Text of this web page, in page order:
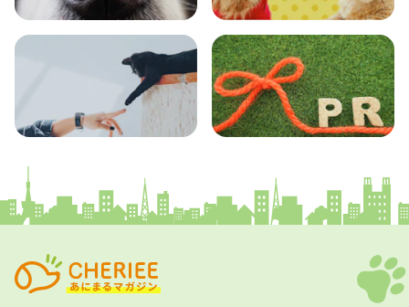
エンタメ クイズ